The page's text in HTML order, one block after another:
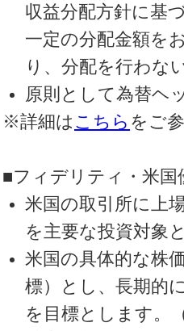
収益分配方針に基
一定の分配金額を
り、分配を行わな
原則として為替ヘ
※詳細は こちら をご
■フィデリティ・米国
米国の取引所に上
を主要な投資対象
米国の具体的な株
標）とし、長期的
を目標とします。